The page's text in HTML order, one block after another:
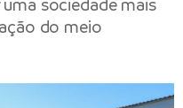
sociedade mais
do meio